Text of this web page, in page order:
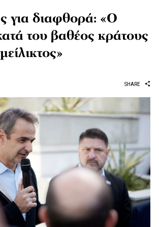
για διαφθορά: «Ο
του βαθέος κράτους
SHARE